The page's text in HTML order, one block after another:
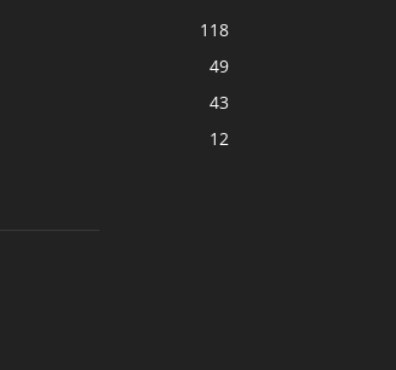
118
49
43
12